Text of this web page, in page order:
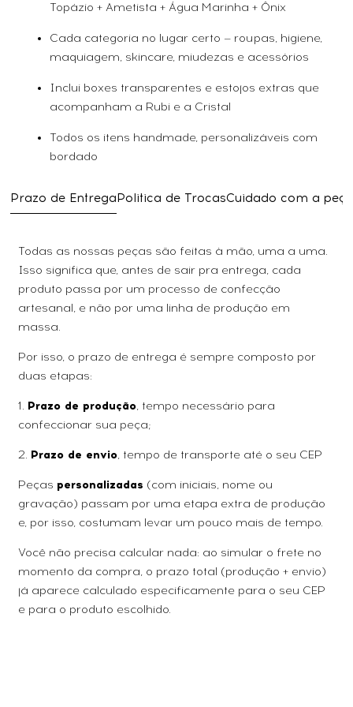
Topázio + Ametista + Água Marinha + Ônix
Cada categoria no lugar certo — roupas, higiene,
maquiagem, skincare, miudezas e acessórios
Inclui boxes transparentes e estojos extras que
acompanham a Rubi e a Cristal
Todos os itens handmade, personalizáveis com
bordado
Prazo de EntregaPolitica de TrocasCuidado com a
Todas as nossas peças são feitas à mão, uma a uma.
Isso significa que, antes de sair pra entrega, cada
produto passa por um processo de confecção
artesanal, e não por uma linha de produção em
massa.
Por isso, o prazo de entrega é sempre composto por
duas etapas:
1. Prazo de produção, tempo necessário para
confeccionar sua peça;
2. Prazo de envio, tempo de transporte até o seu CEP
Peças personalizadas (com iniciais, nome ou
gravação) passam por uma etapa extra de produção
e, por isso, costumam levar um pouco mais de tempo.
Você não precisa calcular nada: ao simular o frete no
momento da compra, o prazo total (produção + envio)
já aparece calculado especificamente para o seu CEP
e para o produto escolhido.